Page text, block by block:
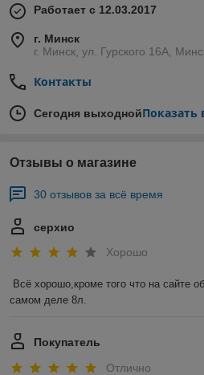
Работает с 12.03.2017
г. Минск
г. Минск, ул. Гурского 16А,
Контакты
Сегодня выходнойПоказать
Отзывы о магазине
30 отзывов за всё время
серхио
Хорошо
Всё хорошо,кроме того что на сайте
самом деле 8л.
Покупатель
Отлично